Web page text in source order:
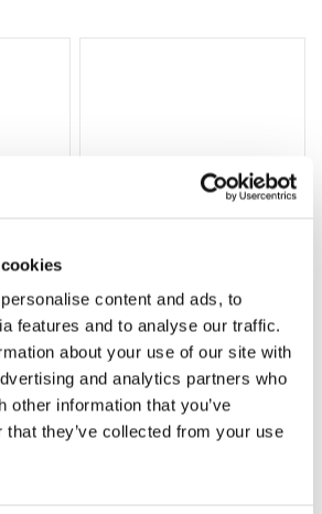
content and ads, to
features and to analyse our traffic.
about your use of our site with
and analytics partners who
other information that you’ve
that they’ve collected from your use
Lägg till i varukorg
Grön truckknapp
A00220
kr (ex. moms)